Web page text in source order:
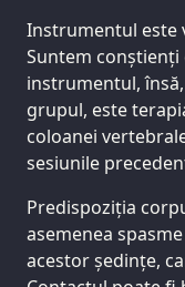
Instrumentul este
Suntem conștienți
instrumentul,
grupul, este
coloanei
sesiunile
Predispoziția
asemenea
acestor ședințe,